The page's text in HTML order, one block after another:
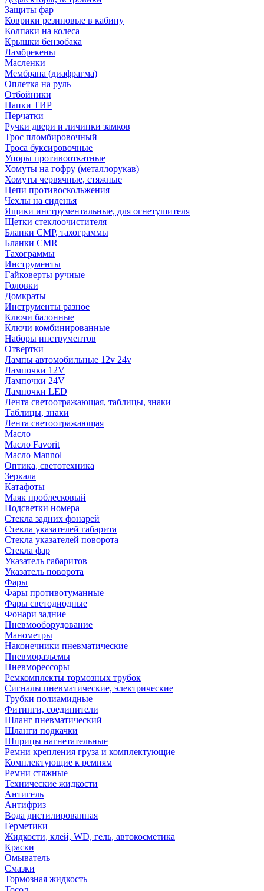
Защиты фар
Коврики резиновые в кабину
Колпаки на колеса
Крышки бензобака
Ламбрекены
Масленки
Мембрана (диафрагма)
Оплетка на руль
Отбойники
Папки ТИР
Перчатки
Ручки двери и личинки замков
Трос пломбировочный
Троса буксировочные
Упоры противооткатные
Хомуты на гофру (металлорукав)
Хомуты червячные, стяжные
Цепи противоскольжения
Чехлы на сиденья
Ящики инструментальные, для огнетушителя
Щетки стеклоочистителя
Бланки СМР, тахограммы
Бланки CMR
Тахограммы
Инструменты
Гайковерты ручные
Головки
Домкраты
Инструменты разное
Ключи балонные
Ключи комбинированные
Наборы инструментов
Отвертки
Лампы автомобильные 12v 24v
Лампочки 12V
Лампочки 24V
Лампочки LED
Лента светоотражающая, таблицы, знаки
Таблицы, знаки
Лента светоотражающая
Масло
Масло Favorit
Масло Mannol
Оптика, светотехника
Зеркала
Катафоты
Маяк проблесковый
Подсветки номера
Стекла задних фонарей
Стекла указателей габарита
Стекла указателей поворота
Стекла фар
Указатель габаритов
Указатель поворота
Фары
Фары противотуманные
Фары светодиодные
Фонари задние
Пневмооборудование
Манометры
Наконечники пневматические
Пневморазъемы
Пневморессоры
Ремкомплекты тормозных трубок
Сигналы пневматические, электрические
Трубки полиамидные
Фитинги, соединители
Шланг пневматический
Шланги подкачки
Шприцы нагнетательные
Ремни крепления груза и комплектующие
Комплектующие к ремням
Ремни стяжные
Технические жидкости
Антигель
Антифриз
Вода дистилированная
Герметики
Жидкости, клей, WD, гель, автокосметика
Краски
Омыватель
Смазки
Тормозная жидкость